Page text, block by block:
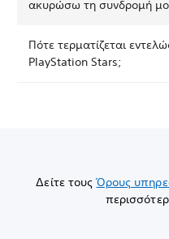
ακυρώσω τη συνδρομή
Πότε τερματίζεται
PlayStation Stars;
Δείτε τουςΌρους